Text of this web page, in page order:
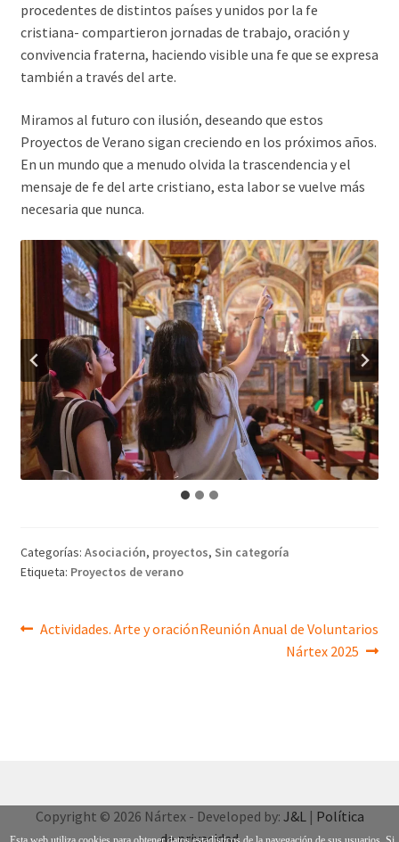
procedentes de distintos países y unidos por la fe
cristiana- compartieron jornadas de trabajo, oración y
convivencia fraterna, haciendo visible una fe que se expresa
también a través del arte.
Miramos al futuro con ilusión, deseando que estos
Proyectos de Verano sigan creciendo en los próximos años.
En un mundo que a menudo olvida la trascendencia y el
mensaje de fe del arte cristiano, esta labor se vuelve más
necesaria que nunca.
Categorías: Asociación, proyectos, Sin categoría
Etiqueta: Proyectos de verano
Navegación
Anterior:
Actividades. Arte y oraciónSiguiente:
Reunión Anual de Voluntarios
Nártex 2025
Copyright © 2026 Nártex - Developed by: J&L| Política